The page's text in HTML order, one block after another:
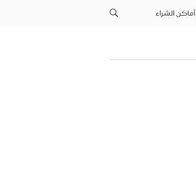
أماكن الشراء